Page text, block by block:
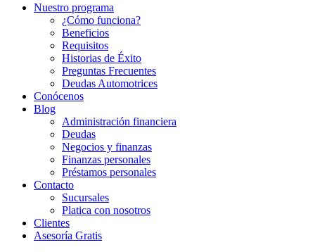
Nuestro programa
¿Cómo funciona?
Beneficios
Requisitos
Historias de Éxito
Preguntas Frecuentes
Deudas Automotrices
Conócenos
Blog
Administración financiera
Deudas
Negocios y finanzas
Finanzas personales
Préstamos personales
Contacto
Sucursales
Platica con nosotros
Clientes
Asesoría Gratis